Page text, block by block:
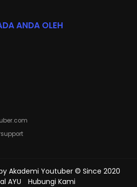
ANDA OLEH
Akademi Youtuber © Since 2020
AYU
Hubungi Kami